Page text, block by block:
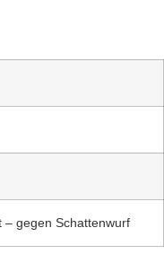
– gegen Schattenwurf